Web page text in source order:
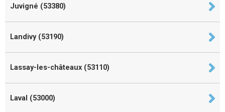
Juvigné (53380)
Landivy (53190)
Lassay-les-châteaux (53110)
Laval (53000)